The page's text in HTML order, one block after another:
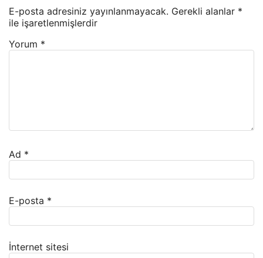
E-posta adresiniz yayınlanmayacak. Gerekli alanlar *
ile işaretlenmişlerdir
Yorum *
Ad *
E-posta *
İnternet sitesi